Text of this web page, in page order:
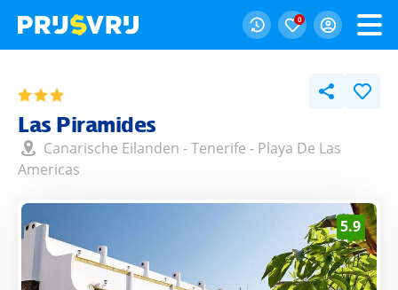
0
Las Piramides
Canarische Eilanden -Tenerife - Playa De Las
Americas
5.9